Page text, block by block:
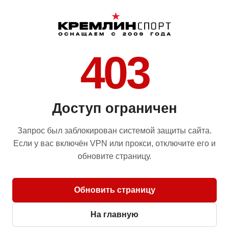
403
Доступ ограничен
Запрос был заблокирован системой защиты сайта.
Если у вас включён VPN или прокси, отключите его и
обновите страницу.
Обновить страницу
На главную